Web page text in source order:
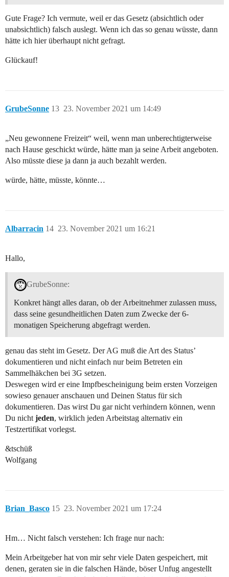
Gute Frage? Ich vermute, weil er das Gesetz (absichtlich oder
unabsichtlich) falsch auslegt. Wenn ich das so genau wüsste, dann
hätte ich hier überhaupt nicht gefragt.
Glückauf!
GrubeSonne 23. November 2021 um 14:49
13
„Neu gewonnene Freizeit“ weil, wenn man unberechtigterweise
nach Hause geschickt würde, hätte man ja seine Arbeit angeboten.
Also müsste diese ja dann ja auch bezahlt werden.
würde, hätte, müsste, könnte…
Albarracin 23. November 2021 um 16:21
14
Hallo,
GrubeSonne:
Konkret hängt alles daran, ob der Arbeitnehmer zulassen muss,
dass seine gesundheitlichen Daten zum Zwecke der 6-
monatigen Speicherung abgefragt werden.
genau das steht im Gesetz. Der AG muß die Art des Status’
dokumentieren und nicht einfach nur beim Betreten ein
Sammelhäkchen bei 3G setzen.
Deswegen wird er eine Impfbescheinigung beim ersten Vorzeigen
sowieso genauer anschauen und Deinen Status für sich
dokumentieren. Das wirst Du gar nicht verhindern können, wenn
Du nicht jeden, wirklich jeden Arbeitstag alternativ ein
Testzertifikat vorlegst.
&tschüß
Wolfgang
Brian_Basco 23. November 2021 um 17:24
15
Hm… Nicht falsch verstehen: Ich frage nur nach:
Mein Arbeitgeber hat von mir sehr viele Daten gespeichert, mit
denen, geraten sie in die falschen Hände, böser Unfug angestellt